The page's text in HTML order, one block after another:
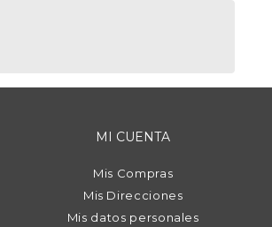
MI CUENTA
Mis Compras
Mis Direcciones
Mis datos personales